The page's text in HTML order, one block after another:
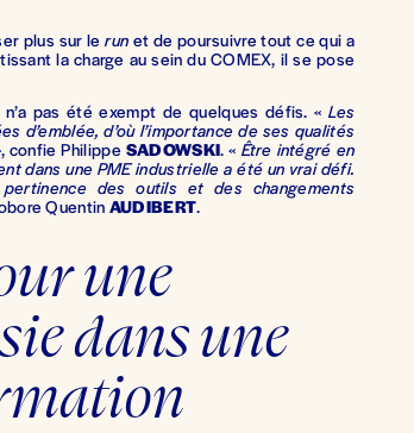
plus sur lerun et de poursuivre tout ce qui a
la charge au sein du COMEX, il se pose
pas été exempt de quelques défis. «Les
d’emblée, d’où l’importance de ses qualités
confie Philippe SADOWSKI. « Être intégré en
dans une PME industrielle a été un vrai défi.
des outils et des changements
Quentin AUDIBERT.
une
dans une